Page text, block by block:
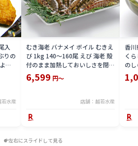
入
りの
う
水産
むき海老 バナメイ ボイル むきえ
び 1kg 140〜160尾 えび 海老 殻
付のまま加熱しておいしさを閉じ
込めてから剥き加工をした ボイ
ル むきえび えび本来の旨みと歯
6,599 円～
店舗：越若水産
香
く
の
左右にスライドして見る